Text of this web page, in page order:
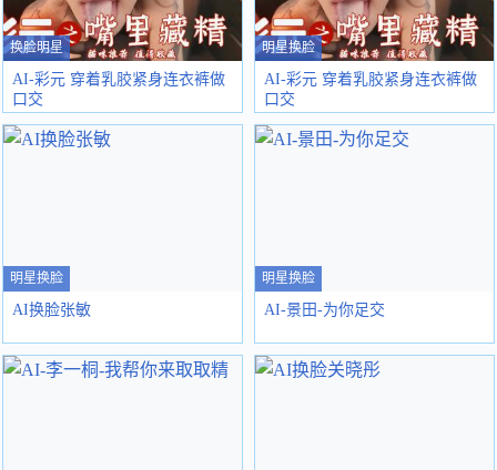
换脸明星
AI-彩元 穿着乳胶紧身连衣裤做
口交
明星换脸
AI-彩元 穿着乳胶紧身连衣裤做
口交
明星换脸
AI换脸张敏
明星换脸
AI-景田-为你足交